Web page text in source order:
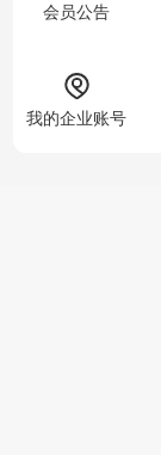
会员公告
我的企业账号